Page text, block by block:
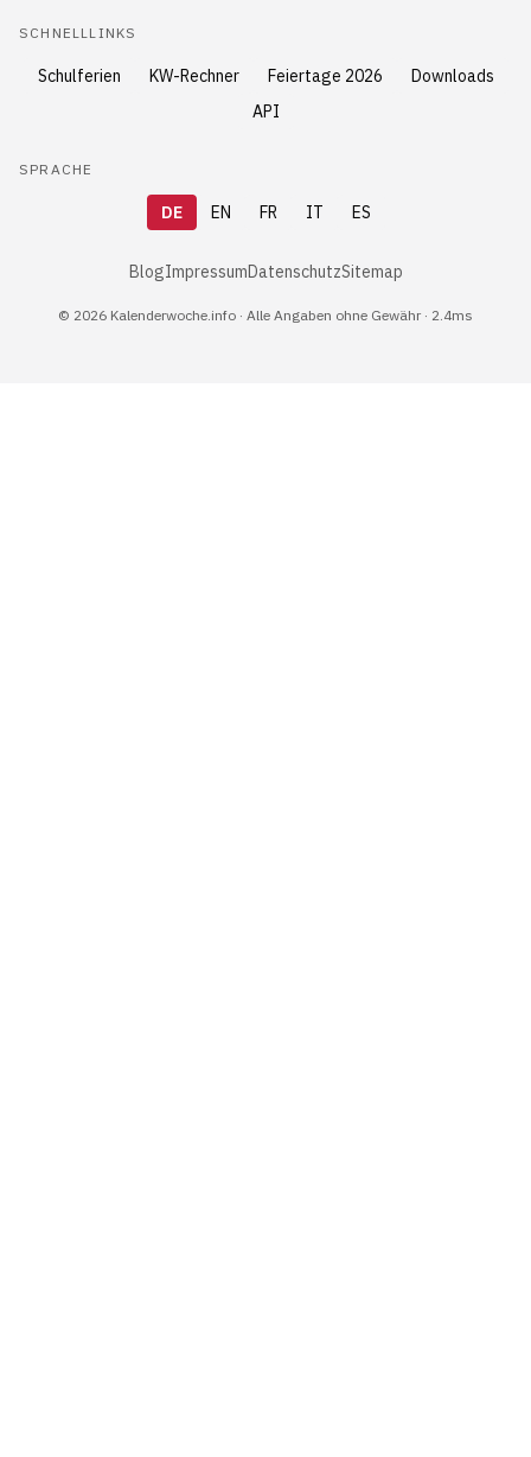
SCHNELLLINKS
Schulferien KW-Rechner Feiertage 2026
Downloads
API
SPRACHE
DE EN FR IT ES
BlogImpressumDatenschutzSitemap
© 2026 Kalenderwoche.info · Alle Angaben ohne Gewähr · 2.4ms